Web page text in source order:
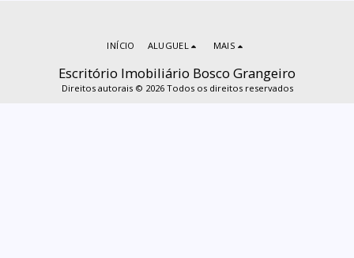
Escritório Imobiliário Bosco Grangeiro
Direitos autorais © 2026 Todos os direitos reservados
INÍCIO ALUGUEL MAIS